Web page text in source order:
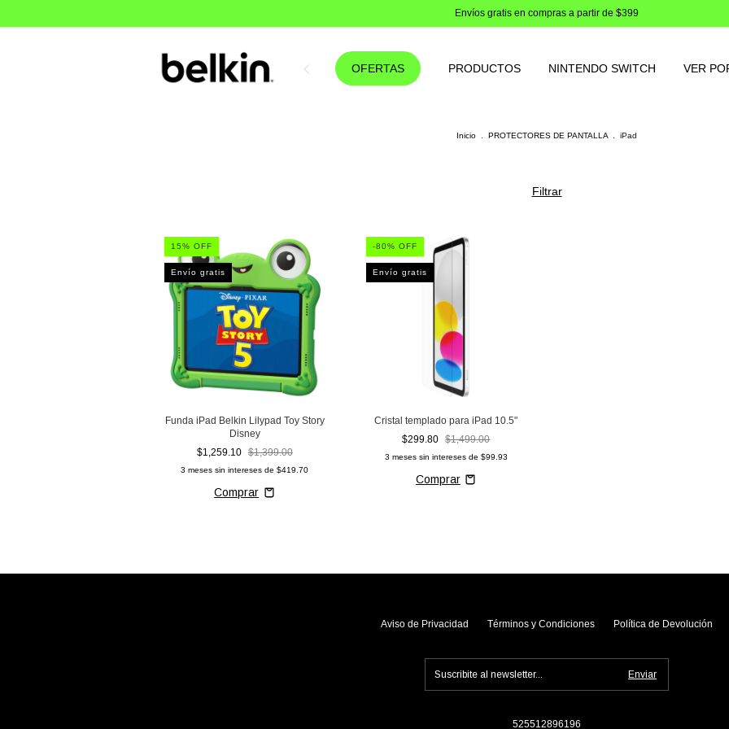
Envíos gratis en compras a partir de $399
OFERTAS PRODUCTOS NINTENDO SWITCH VER
Inicio PROTECTORES DE PANTALLA iPad
Filtrar
15% OFF
Envío gratis
Funda iPad Belkin Lilypad Toy Story
Disney
$1,259.10 $1,399.00
3 meses sin intereses de$419.70
-80% OFF
Envío gratis
Cristal templado para iPad 10.5"
$299.80 $1,499.00
3 meses sin intereses de $99.93
Aviso de Privacidad Términos y Condiciones Política de Devolución
525512896196